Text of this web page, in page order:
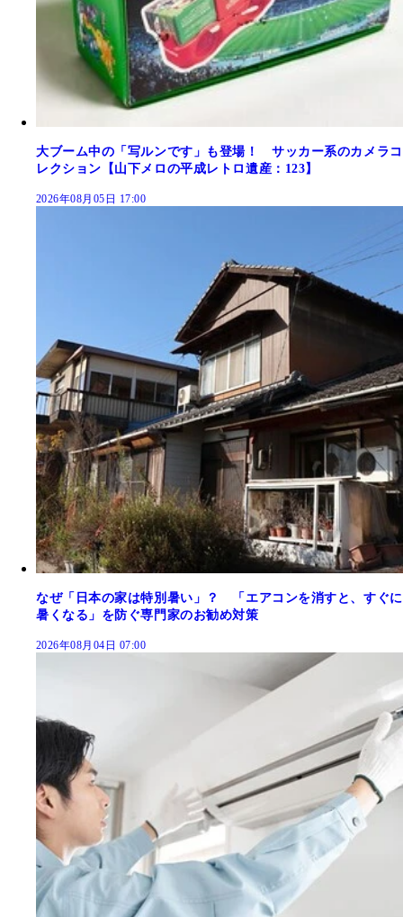
大ブーム中の「写ルンです」も登場！ サッカー系のカメラコ
レクション【山下メロの平成レトロ遺産：123】
2026年08月05日 17:00
なぜ「日本の家は特別暑い」？ 「エアコンを消すと、すぐに
暑くなる」を防ぐ専門家のお勧め対策
2026年08月04日 07:00